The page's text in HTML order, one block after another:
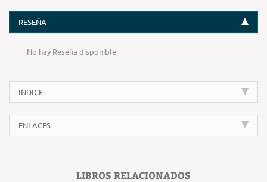
RESEÑA
No hay Reseña disponible
INDICE
ENLACES
LIBROS RELACIONADOS